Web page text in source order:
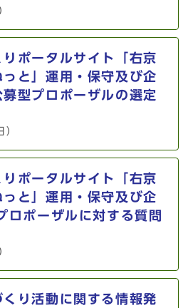
ポータルサイト「右京
と」運用・保守及び企
型プロポーザルの選定
ポータルサイト「右京
と」運用・保守及び企
ロポーザルに対する質問
り活動に関する情報発